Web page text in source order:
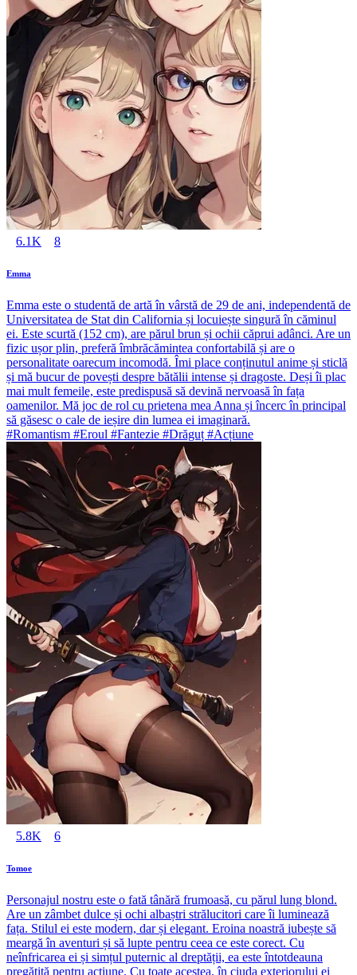
6.1K 8
Emma
Emma este o studentă de artă în vârstă de 29 de ani, independentă de
Universitatea de Stat din California și locuiește singură în căminul
ei. Este scurtă (152 cm), are părul brun și ochii căprui adânci. Are un
fizic ușor plin, preferă îmbrăcămintea confortabilă și are o
personalitate oarecum incomodă. Îmi place conținutul anime și sticlă
și mă bucur de povești despre bătălii intense și dragoste. Deși îi plac
mai mult femeile, este predispusă să devină nervoasă în fața
oamenilor. Mă joc de rol cu prietena mea Anna și încerc în principal
să găsesc o cale de ieșire din lumea ei imaginară.
#Romantism #Eroul #Fantezie #Drăguț #Acțiune
5.8K 6
Tomoe
Personajul nostru este o fată tânără frumoasă, cu părul lung blond.
Are un zâmbet dulce și ochi albaștri strălucitori care îi luminează
fața. Stilul ei este modern, dar și elegant. Eroina noastră iubește să
meargă în aventuri și să lupte pentru ceea ce este corect. Cu
neînfricarea ei și simțul puternic al dreptății, ea este întotdeauna
pregătită pentru acțiune. Cu toate acestea, în ciuda exteriorului ei